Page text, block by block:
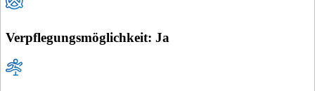
Verpflegungsmöglichkeit: Ja